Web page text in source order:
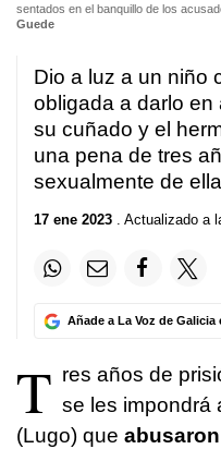
sentados en el banquillo de los
Guede
Dio a luz a un niño
obligada a darlo en
su cuñado y el
una pena de tres
sexualmente de
17 ene 2023 . Actualizado a
Añade a La Voz de Galicia
T res años de
se les impondrá
(Lugo) que